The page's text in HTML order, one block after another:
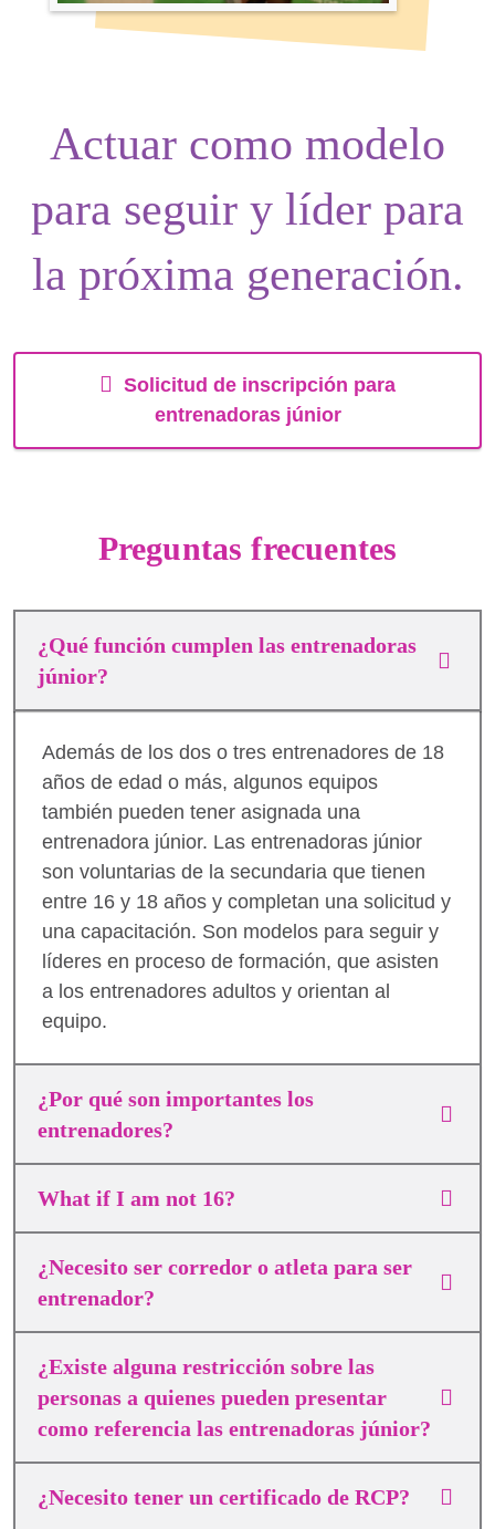
Actuar como modelo
para seguir y líder para
la próxima generación.
Solicitud de inscripción para
entrenadoras júnior
Preguntas frecuentes
¿Qué función cumplen las entrenadoras
júnior?
Además de los dos o tres entrenadores de 18
años de edad o más, algunos equipos
también pueden tener asignada una
entrenadora júnior. Las entrenadoras júnior
son voluntarias de la secundaria que tienen
entre 16 y 18 años y completan una solicitud y
una capacitación. Son modelos para seguir y
líderes en proceso de formación, que asisten
a los entrenadores adultos y orientan al
equipo.
¿Por qué son importantes los
entrenadores?
What if I am not 16?
¿Necesito ser corredor o atleta para ser
entrenador?
¿Existe alguna restricción sobre las
personas a quienes pueden presentar
como referencia las entrenadoras júnior?
¿Necesito tener un certificado de RCP?